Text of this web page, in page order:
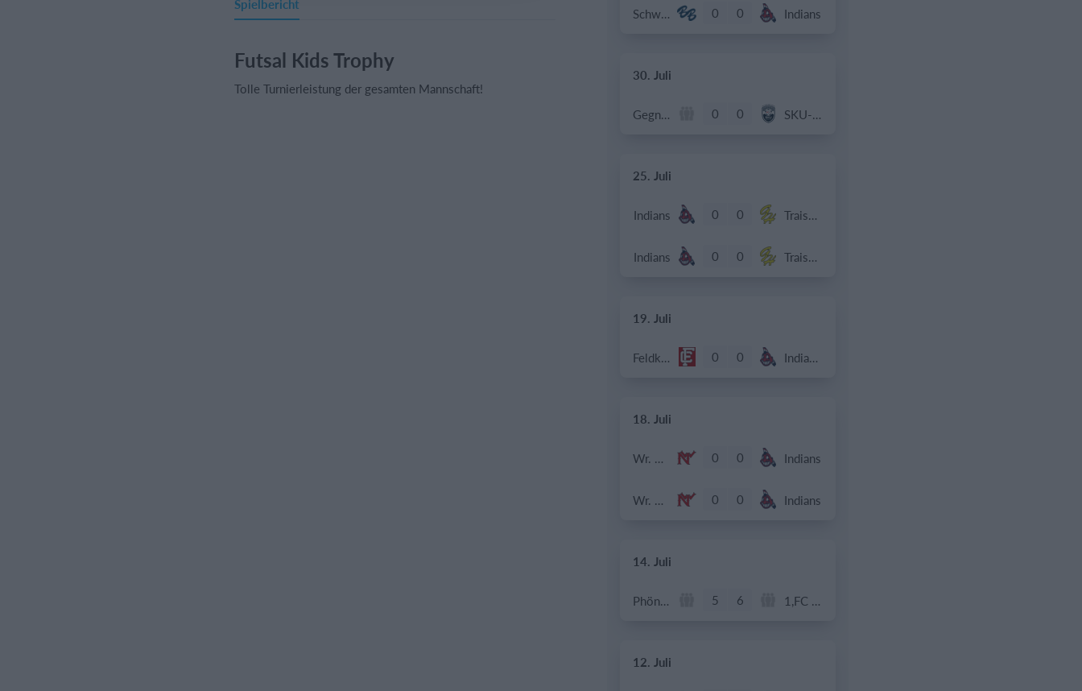
Spielbericht
Futsal Kids Trophy
Tolle Turnierleistung der gesamten Mannschaft!
Schwechat Blue Bats 0 0 Indians
30. Juli
Gegner 0 0 SKU-AMA
25. Juli
Indians 0 0 Traiskirchen Grasshoppers
Indians 0 0 Traiskirchen Grasshoppers
19. Juli
Feldkirch Cardinals U18 0 0 Indians 2
18. Juli
Wr. Neustadt Diving Ducks 0 0 Indians
Wr. Neustadt Diving Ducks 0 0 Indians
14. Juli
Phönix Neuhart 5 6 1,FC St. Peter
12. Juli